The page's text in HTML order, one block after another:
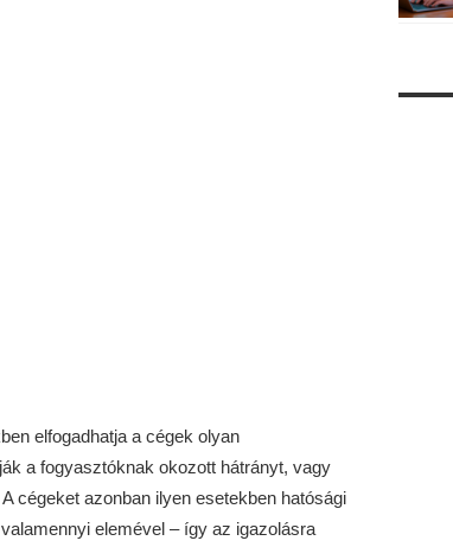
elfogadhatja a cégek olyan
a fogyasztóknak okozott hátrányt, vagy
cégeket azonban ilyen esetekben hatósági
elemével – így az igazolásra